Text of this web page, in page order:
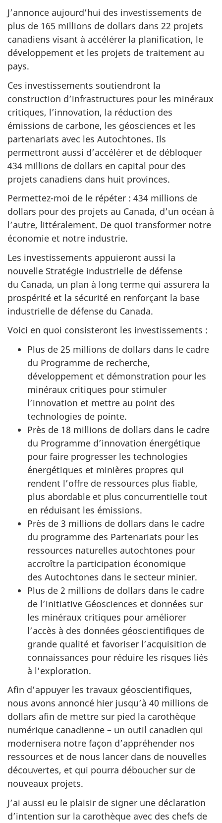
J’annonce aujourd’hui des investissements de
plus de 165 millions de dollars dans 22 projets
canadiens visant à accélérer la planification, le
développement et les projets de traitement au
pays.
Ces investissements soutiendront la
construction d’infrastructures pour les minéraux
critiques, l’innovation, la réduction des
émissions de carbone, les géosciences et les
partenariats avec les Autochtones. Ils
permettront aussi d’accélérer et de débloquer
434 millions de dollars en capital pour des
projets canadiens dans huit provinces.
Permettez-moi de le répéter : 434 millions de
dollars pour des projets au Canada, d’un océan à
l’autre, littéralement. De quoi transformer notre
économie et notre industrie.
Les investissements appuieront aussi la
nouvelle Stratégie industrielle de défense
du Canada, un plan à long terme qui assurera la
prospérité et la sécurité en renforçant la base
industrielle de défense du Canada.
Voici en quoi consisteront les investissements :
Plus de 25 millions de dollars dans le cadre
du Programme de recherche,
développement et démonstration pour les
minéraux critiques pour stimuler
l’innovation et mettre au point des
technologies de pointe.
Près de 18 millions de dollars dans le cadre
du Programme d’innovation énergétique
pour faire progresser les technologies
énergétiques et minières propres qui
rendent l’offre de ressources plus fiable,
plus abordable et plus concurrentielle tout
en réduisant les émissions.
Près de 3 millions de dollars dans le cadre
du programme des Partenariats pour les
ressources naturelles autochtones pour
accroître la participation économique
des Autochtones dans le secteur minier.
Plus de 2 millions de dollars dans le cadre
de l’initiative Géosciences et données sur
les minéraux critiques pour améliorer
l’accès à des données géoscientifiques de
grande qualité et favoriser l’acquisition de
connaissances pour réduire les risques liés
à l’exploration.
Afin d’appuyer les travaux géoscientifiques,
nous avons annoncé hier jusqu’à 40 millions de
dollars afin de mettre sur pied la carothèque
numérique canadienne – un outil canadien qui
modernisera notre façon d’appréhender nos
ressources et de nous lancer dans de nouvelles
découvertes, et qui pourra déboucher sur de
nouveaux projets.
J’ai aussi eu le plaisir de signer une déclaration
d’intention sur la carothèque avec des chefs de